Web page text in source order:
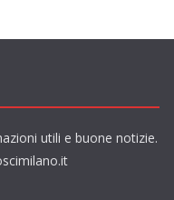
utili e buone notizie.